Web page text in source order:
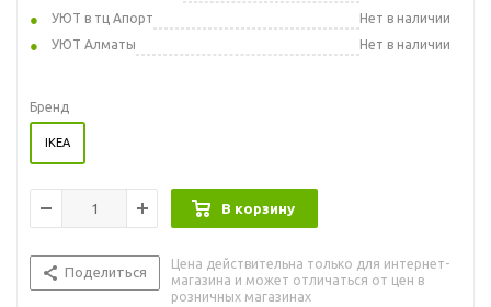
УЮТ в тц Апорт
Нет в наличии
УЮТ Алматы
Нет в наличии
Бренд
IKEA
В корзину
Поделиться
Цена действительна только для интернет-
магазина и может отличаться от цен в
розничных магазинах